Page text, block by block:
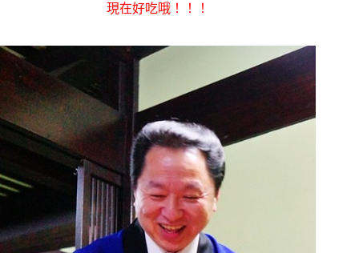
現在好吃哦！！！